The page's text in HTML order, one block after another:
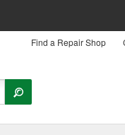
Find a Repair Shop